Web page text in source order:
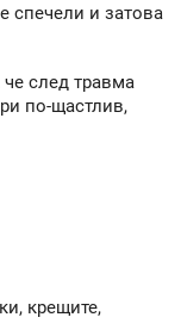
спечели и затова
след травма
по-щастлив,
крещите,